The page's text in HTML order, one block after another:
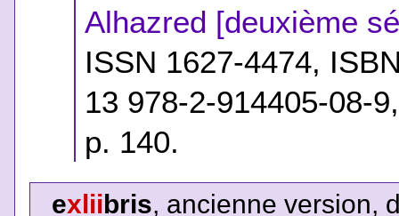
Alhazred [deuxième
ISSN 1627-4474,
13 978-2-914405-08-9
p. 140.
exliibris, ancienne version,